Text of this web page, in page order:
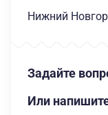
Нижний
Задайте
Или